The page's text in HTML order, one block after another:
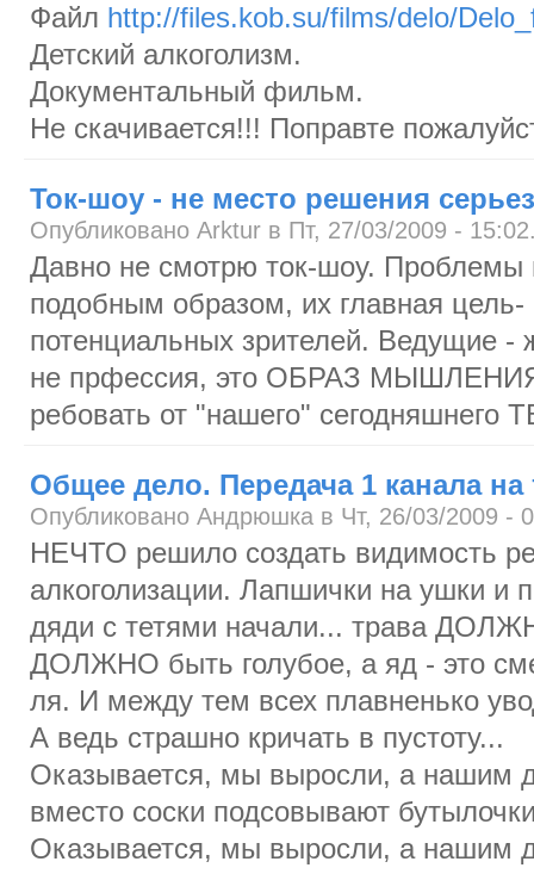
Файл http://files.kob.su/films/delo/
Детский алкоголизм.
Документальный фильм.
Не скачивается!!! Поправте
Ток-шоу - не место решения
Опубликовано Arktur в Пт, 27/03/2009 -
Давно не смотрю ток-шоу. Проблемы
подобным образом, их главная цель-
потенциальных зрителей. Ведущие -
не прфессия, это ОБРАЗ МЫШЛЕНИЯ;
ребовать от "нашего" сегодняшнего
Общее дело. Передача 1 канала на
Опубликовано Андрюшка в Чт, 26/03/2009 -
НЕЧТО решило создать видимость
алкоголизации. Лапшички на ушки и
дяди с тетями начали... трава
ДОЛЖНО быть голубое, а яд - это
ля. И между тем всех плавненько
А ведь страшно кричать в пустоту...
Оказывается, мы выросли, а нашим
вместо соски подсовывают
Оказывается, мы выросли, а нашим